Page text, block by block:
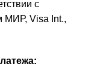
с
МИР, Visa Int.,